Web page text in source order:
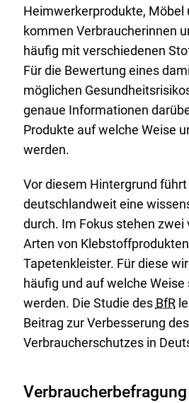
Heimwerkerprodukte, Möbel
kommen Verbraucherinnen
häufig mit verschiedenen
Für die Bewertung eines
möglichen
genaue Informationen
Produkte auf welche Weise
werden.
Vor diesem Hintergrund
deutschlandweit eine
durch. Im Fokus stehen zwei
Arten von
Tapetenkleister. Für diese
häufig und auf welche
werden. Die Studie des BfR
Beitrag zur Verbesserung
Verbraucherschutzes in
Verbraucherbefragung